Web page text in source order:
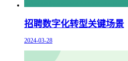
招聘数字化转型关键场景
2024-03-28